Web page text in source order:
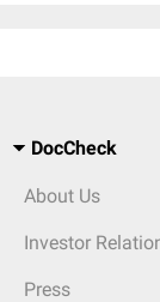
DocCheck
About Us
Investor
Press